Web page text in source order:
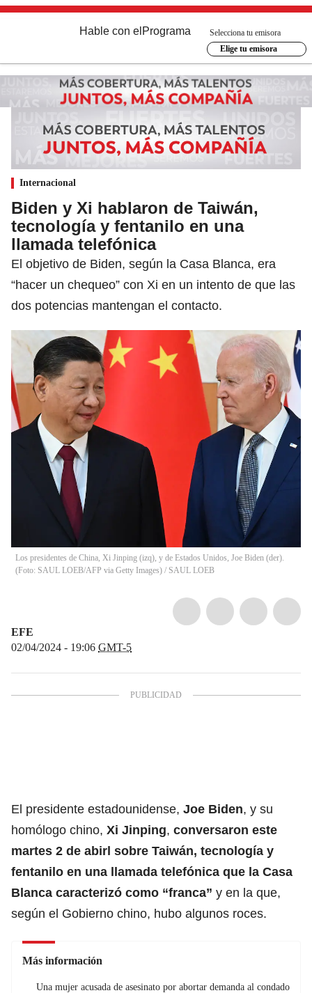
Hable con el Programa
Selecciona tu emisora
Elige tu emisora
Internacional
Biden y Xi hablaron de Taiwán,
tecnología y fentanilo en una
llamada telefónica
El objetivo de Biden, según la Casa Blanca, era
“hacer un chequeo” con Xi en un intento de que las
dos potencias mantengan el contacto.
Los presidentes de China, Xi Jinping (izq), y de Estados Unidos, Joe Biden (der).
(Foto: SAUL LOEB/AFP via Getty Images) / SAUL LOEB
EFE
02/04/2024 - 19:06 GMT-5
El presidente estadounidense, Joe Biden, y su
homólogo chino, Xi Jinping, conversaron este
martes 2 de abirl sobre Taiwán, tecnología y
fentanilo en una llamada telefónica que la Casa
Blanca caracterizó como “franca” y en la que,
según el Gobierno chino, hubo algunos roces.
Más información
Una mujer acusada de asesinato por abortar demanda al condado